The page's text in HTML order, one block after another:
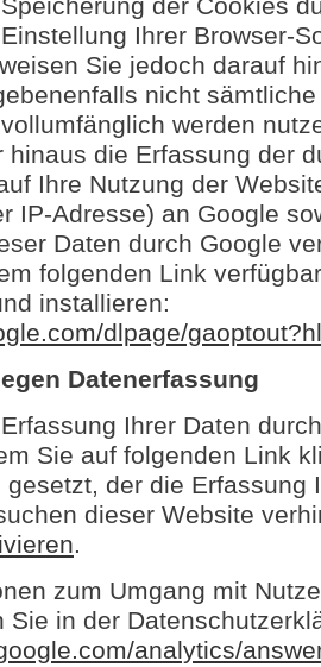
der Cookies
Ihrer Browser-
Sie jedoch darauf
nicht
werden
hinaus die Erfassung der
Ihre Nutzung der
IP-Adresse) an Google
Daten durch Google
folgenden Link
installieren:
dlpage/
Datenerfassung
Ihrer Daten
Sie auf folgenden Link
gesetzt, der die Erfassung
dieser Website
.
zum Umgang mit
Sie in der
analytics/